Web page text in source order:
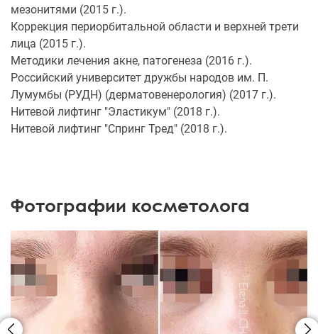
мезонитями (2015 г.).
Коррекция периорбитальной области и верхней трети
лица (2015 г.).
Методики лечения акне, патогенеза (2016 г.).
Российский университет дружбы народов им. П.
Лумумбы (РУДН) (дерматовенерология) (2017 г.).
Нитевой лифтинг "Эластикум" (2018 г.).
Нитевой лифтинг "Спринг Тред" (2018 г.).
Фотографии косметолога